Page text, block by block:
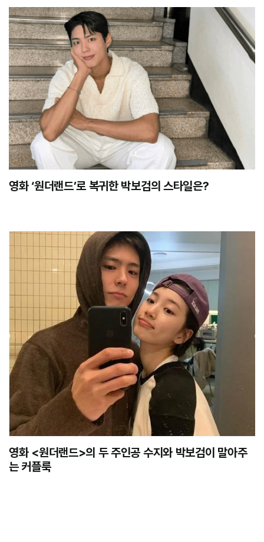
영화 ‘원더랜드’로 복귀한 박보검의 스타일은?
영화 <원더랜드>의 두 주인공 수지와 박보검이 말아주
는 커플룩